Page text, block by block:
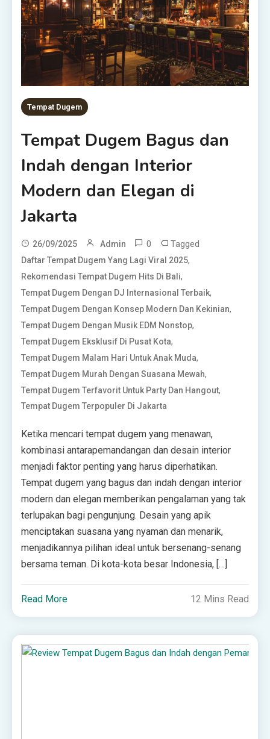
Tempat Dugem
Tempat Dugem Bagus dan
Indah dengan Interior
Modern dan Elegan di
Jakarta
26/09/2025 Admin 0 Tagged
Daftar Tempat Dugem Yang Lagi Viral 2025,
Rekomendasi Tempat Dugem Hits Di Bali,
Tempat Dugem Dengan DJ Internasional Terbaik,
Tempat Dugem Dengan Konsep Modern Dan Kekinian,
Tempat Dugem Dengan Musik EDM Nonstop,
Tempat Dugem Eksklusif Di Pusat Kota,
Tempat Dugem Malam Hari Untuk Anak Muda,
Tempat Dugem Murah Dengan Suasana Mewah,
Tempat Dugem Terfavorit Untuk Party Dan Hangout,
Tempat Dugem Terpopuler Di Jakarta
Ketika mencari tempat dugem yang menawan,
kombinasi antarapemandangan dan desain interior
menjadi faktor penting yang harus diperhatikan.
Tempat dugem yang bagus dan indah dengan interior
modern dan elegan memberikan pengalaman yang tak
terlupakan bagi pengunjung. Desain yang apik
menciptakan suasana yang nyaman dan menarik,
menjadikannya pilihan ideal untuk bersenang-senang
bersama teman. Di kota-kota besar Indonesia, […]
Read More 12 Mins Read